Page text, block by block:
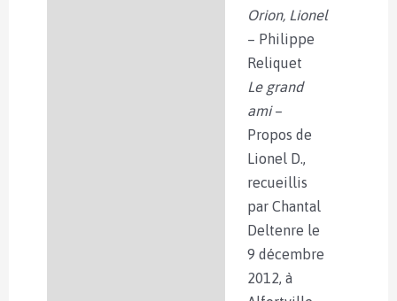
Orion, Lionel
– Philippe
Reliquet
Le grand
ami–
Propos de
Lionel D.,
recueillis
par Chantal
Deltenre le
9 décembre
2012, à